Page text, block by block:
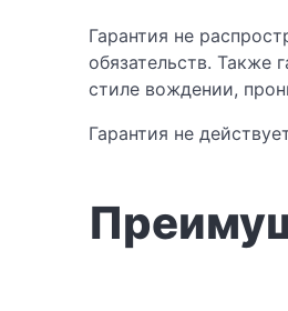
Гарантия не
обязательств. Также
стиле вождении,
Гарантия не